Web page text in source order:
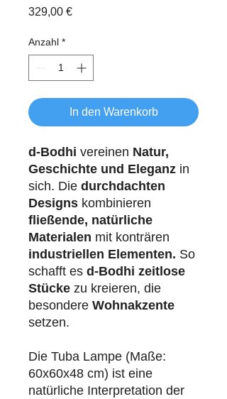
329,00 €Preis
Anzahl *
In den Warenkorb
d-Bodhi vereinen Natur,
Geschichte und Eleganz in
sich. Die durchdachten
Designs kombinieren
fließende, natürliche
Materialen mit konträren
industriellen Elementen. So
schafft es d-Bodhi zeitlose
Stücke zu kreieren, die
besondere Wohnakzente
setzen.
Die Tuba Lampe (Maße:
60x60x48 cm) ist eine
natürliche Interpretation der